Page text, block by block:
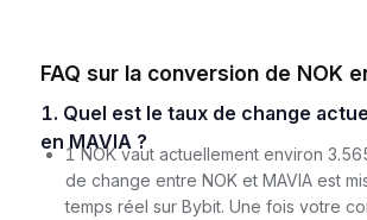
FAQ sur la conversion de NOK
1. Quel est le taux de change actuel de NOK
en MAVIA ?
1 NOK vaut actuellement environ
de change entre NOK et MAVIA est
temps réel sur Bybit. Une fois votre